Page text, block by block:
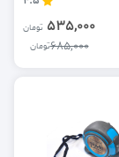
535,000 تومان
685,000تومان